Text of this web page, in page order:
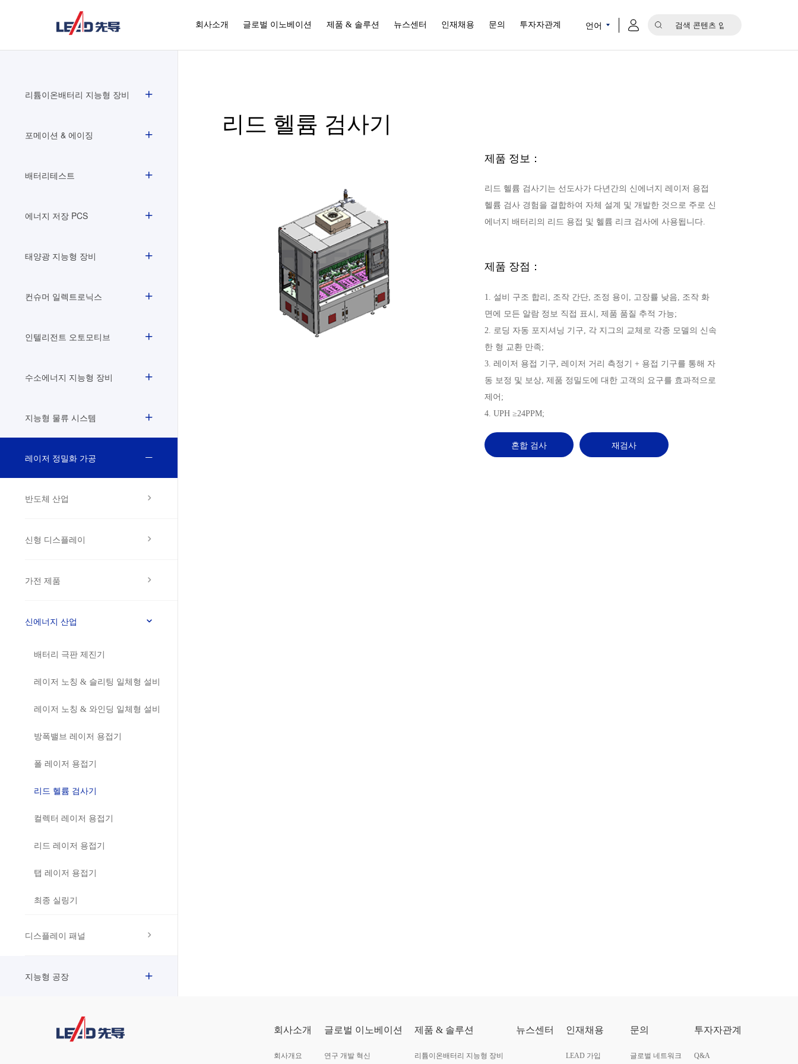
회사소개 글로벌 이노베이션 제품 & 솔루션 뉴스센터 인재채용 문의 투자자관계 언어
리튬이온배터리 지능형 장비
포메이션 & 에이징
배터리테스트
에너지 저장 PCS
태양광 지능형 장비
컨슈머 일렉트로닉스
인텔리전트 오토모티브
수소에너지 지능형 장비
지능형 물류 시스템
레이저 정밀화 가공
반도체 산업
신형 디스플레이
가전 제품
신에너지 산업
배터리 극판 제진기
레이저 노칭 & 슬리팅 일체형 설비
레이저 노칭 & 와인딩 일체형 설비
방폭밸브 레이저 용접기
폴 레이저 용접기
리드 헬륨 검사기
컬렉터 레이저 용접기
리드 레이저 용접기
탭 레이저 용접기
최종 실링기
디스플레이 패널
지능형 공장
리드 헬륨 검사기
제품 정보：
리드 헬륨 검사기는 선도사가 다년간의 신에너지 레이저 용접
헬륨 검사 경험을 결합하여 자체 설계 및 개발한 것으로 주로 신
에너지 배터리의 리드 용접 및 헬륨 리크 검사에 사용됩니다.
제품 장점：
1. 설비 구조 합리, 조작 간단, 조정 용이, 고장률 낮음, 조작 화
면에 모든 알람 정보 직접 표시, 제품 품질 추적 가능;
2. 로딩 자동 포지셔닝 기구, 각 지그의 교체로 각종 모델의 신속
한 형 교환 만족;
3. 레이저 용접 기구, 레이저 거리 측정기 + 용접 기구를 통해 자
동 보정 및 보상, 제품 정밀도에 대한 고객의 요구를 효과적으로
제어;
4. UPH ≥24PPM;
혼합 검사 재검사
회사소개
회사개요
글로벌 이노베이션
연구 개발 혁신
제품 & 솔루션
리튬이온배터리 지능형 장비
뉴스센터 인재채용
LEAD 가입
문의
글로벌 네트워크
투자자관계
Q&A